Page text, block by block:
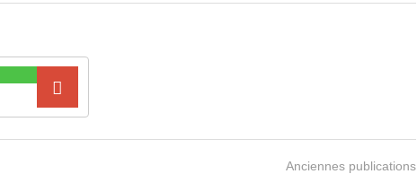
Anciennes publications